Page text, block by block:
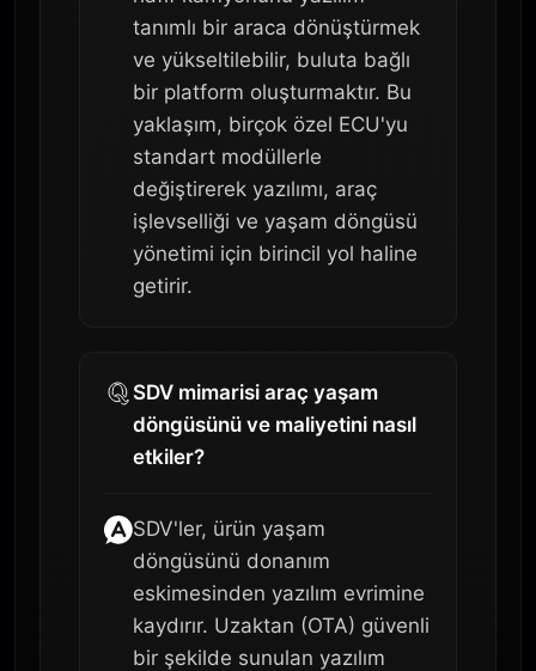
tanımlı bir araca dönüştürmek
ve yükseltilebilir, buluta bağlı
bir platform oluşturmaktır. Bu
yaklaşım, birçok özel ECU'yu
standart modüllerle
değiştirerek yazılımı, araç
işlevselliği ve yaşam döngüsü
yönetimi için birincil yol haline
getirir.
SDV mimarisi araç yaşam
döngüsünü ve maliyetini nasıl
etkiler?
SDV'ler, ürün yaşam
döngüsünü donanım
eskimesinden yazılım evrimine
kaydırır. Uzaktan (OTA) güvenli
bir şekilde sunulan yazılım